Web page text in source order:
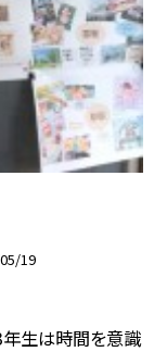
19
年生は時間を意識